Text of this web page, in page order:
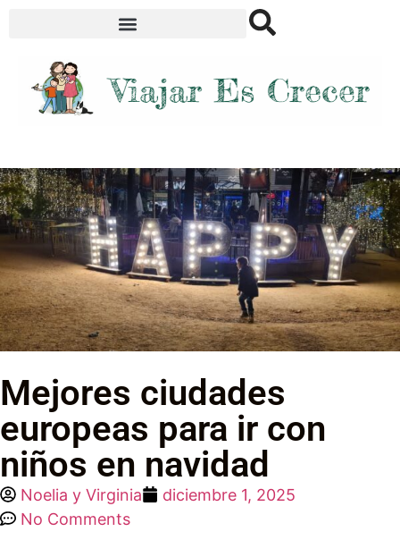
Mejores ciudades
europeas para ir con
niños en navidad
Noelia y Virginia
diciembre 1, 2025
No Comments